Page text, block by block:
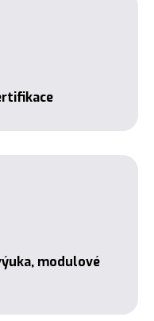
modulové